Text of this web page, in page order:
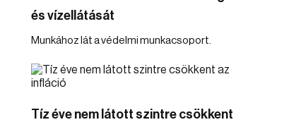
és vízellátását
Munkához lát a védelmi munkacsoport.
Tíz éve nem látott szintre csökkent